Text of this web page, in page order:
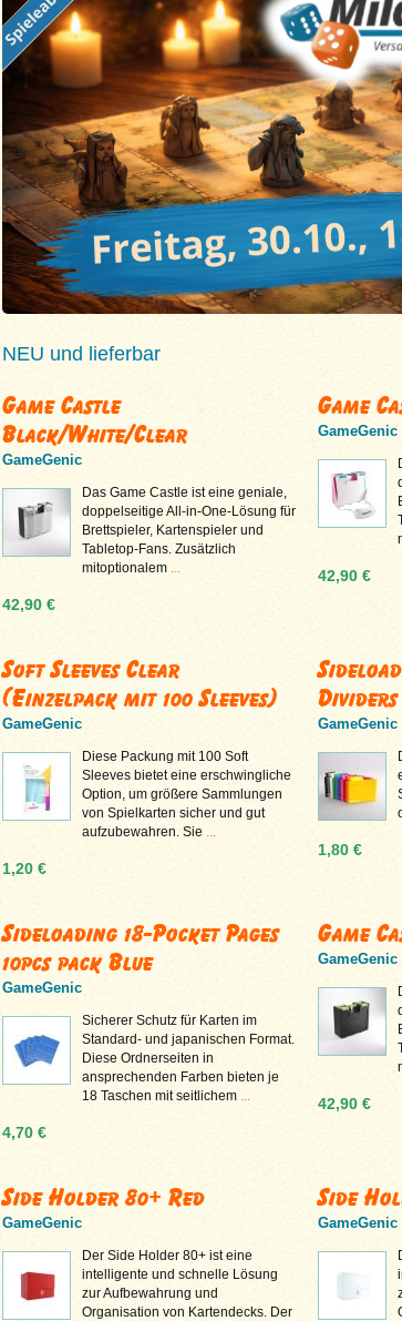
NEU und lieferbar
Game Castle
Black/White/Clear
GameGenic
Das Game Castle ist eine geniale,
doppelseitige All-in-One-Lösung für
Brettspieler, Kartenspieler und
Tabletop-Fans. Zusätzlich
mitoptionalem ...
42,90 €
Game
GameGenic
42,90 €
Soft Sleeves Clear
(Einzelpack mit 100 Sleeves)
GameGenic
Diese Packung mit 100 Soft
Sleeves bietet eine erschwingliche
Option, um größere Sammlungen
von Spielkarten sicher und gut
aufzubewahren. Sie ...
1,20 €
Dividers
GameGenic
1,80 €
Sideloading 18-Pocket Pages
10pcs pack Blue
GameGenic
Sicherer Schutz für Karten im
Standard- und japanischen Format.
Diese Ordnerseiten in
ansprechenden Farben bieten je
18 Taschen mit seitlichem ...
4,70 €
Game
GameGenic
42,90 €
Side Holder 80+ Red
GameGenic
Der Side Holder 80+ ist eine
intelligente und schnelle Lösung
zur Aufbewahrung und
Organisation von Kartendecks. Der
Side
GameGenic